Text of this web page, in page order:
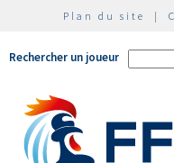
Plan du site |
Rechercher un joueur